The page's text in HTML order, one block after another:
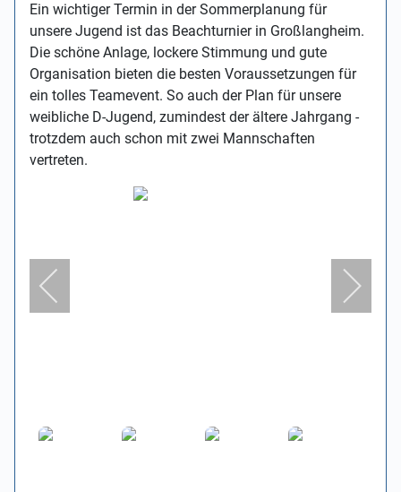
Ein wichtiger Termin in der Sommerplanung für
unsere Jugend ist das Beachturnier in Großlangheim.
Die schöne Anlage, lockere Stimmung und gute
Organisation bieten die besten Voraussetzungen für
ein tolles Teamevent. So auch der Plan für unsere
weibliche D-Jugend, zumindest der ältere Jahrgang -
trotzdem auch schon mit zwei Mannschaften
vertreten.